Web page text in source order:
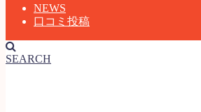
NEWS
口コミ投稿
SEARCH